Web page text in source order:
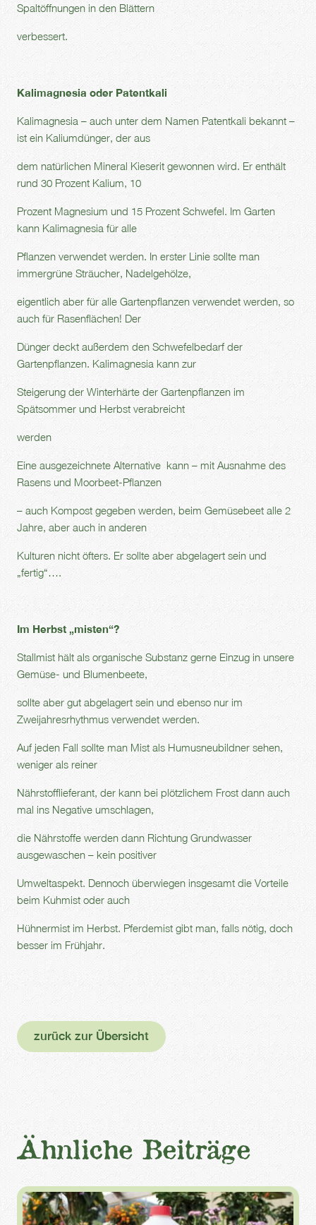
Spaltöffnungen in den Blättern
verbessert.
Kalimagnesia oder Patentkali
Kalimagnesia – auch unter dem Namen Patentkali bekannt –
ist ein Kaliumdünger, der aus
dem natürlichen Mineral Kieserit gewonnen wird. Er enthält
rund 30 Prozent Kalium, 10
Prozent Magnesium und 15 Prozent Schwefel. Im Garten
kann Kalimagnesia für alle
Pflanzen verwendet werden. In erster Linie sollte man
immergrüne Sträucher, Nadelgehölze,
eigentlich aber für alle Gartenpflanzen verwendet werden, so
auch für Rasenflächen! Der
Dünger deckt außerdem den Schwefelbedarf der
Gartenpflanzen. Kalimagnesia kann zur
Steigerung der Winterhärte der Gartenpflanzen im
Spätsommer und Herbst verabreicht
werden
Eine ausgezeichnete Alternative kann – mit Ausnahme des
Rasens und Moorbeet-Pflanzen
– auch Kompost gegeben werden, beim Gemüsebeet alle 2
Jahre, aber auch in anderen
Kulturen nicht öfters. Er sollte aber abgelagert sein und
„fertig“….
Im Herbst „misten“?
Stallmist hält als organische Substanz gerne Einzug in unsere
Gemüse- und Blumenbeete,
sollte aber gut abgelagert sein und ebenso nur im
Zweijahresrhythmus verwendet werden.
Auf jeden Fall sollte man Mist als Humusneubildner sehen,
weniger als reiner
Nährstofflieferant, der kann bei plötzlichem Frost dann auch
mal ins Negative umschlagen,
die Nährstoffe werden dann Richtung Grundwasser
ausgewaschen – kein positiver
Umweltaspekt. Dennoch überwiegen insgesamt die Vorteile
beim Kuhmist oder auch
Hühnermist im Herbst. Pferdemist gibt man, falls nötig, doch
besser im Frühjahr.
zurück zur Übersicht
Ähnliche Beiträge